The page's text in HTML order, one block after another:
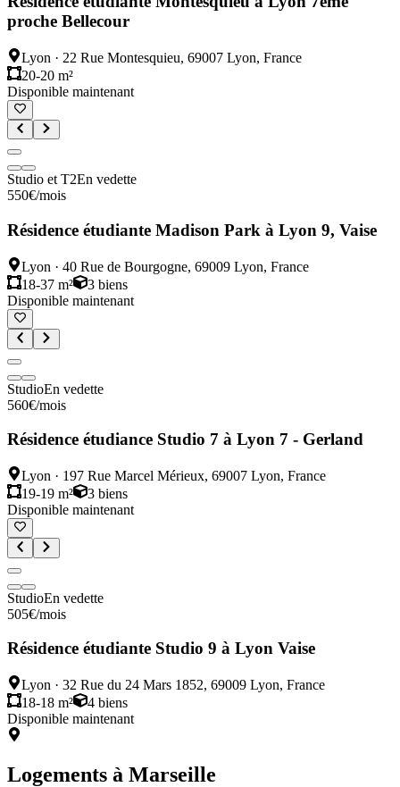
proche Bellecour
Lyon · 22 Rue Montesquieu, 69007 Lyon, France
20-20 m²
Disponible maintenant
Studio et T2En vedette
550€/mois
Résidence étudiante Madison Park à Lyon 9, Vaise
Lyon · 40 Rue de Bourgogne, 69009 Lyon, France
18-37 m²
3 biens
Disponible maintenant
StudioEn vedette
560€/mois
Résidence étudiance Studio 7 à Lyon 7 - Gerland
Lyon · 197 Rue Marcel Mérieux, 69007 Lyon, France
19-19 m²
3 biens
Disponible maintenant
StudioEn vedette
505€/mois
Résidence étudiante Studio 9 à Lyon Vaise
Lyon · 32 Rue du 24 Mars 1852, 69009 Lyon, France
18-18 m²
4 biens
Disponible maintenant
Logements à Marseille